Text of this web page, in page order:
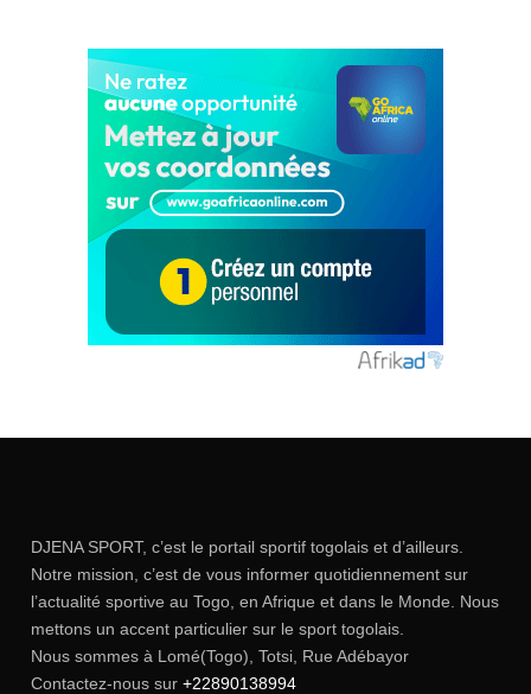
DJENA SPORT, c’est le portail sportif togolais et d’ailleurs.
Notre mission, c’est de vous informer quotidiennement sur
l’actualité sportive au Togo, en Afrique et dans le Monde. Nous
mettons un accent particulier sur le sport togolais.
Nous sommes à Lomé(Togo), Totsi, Rue Adébayor
Contactez-nous sur +22890138994